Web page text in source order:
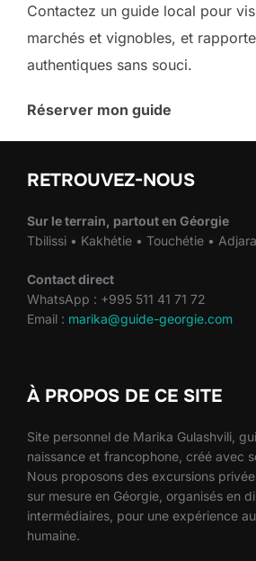
Contactez un guide local pour
marchés et vignobles, et
authentiques sans souci.
Réserver mon guide
RETROUVEZ-NOUS
Sur le terrain, partout en Géorgie
Tbilissi • Kakhétie • Touchétie •
Contact direct
WhatsApp : +995 511 41 71 72
Email : marika@guide-georgie.com
À PROPOS DE CE SITE
Site personnel de Marika Gulashvili,
naissance et francophone, créé avec
Nous proposons des excursions
sur mesure en Géorgie, organisés en
intermédiaires, pour une expérience
humaine.